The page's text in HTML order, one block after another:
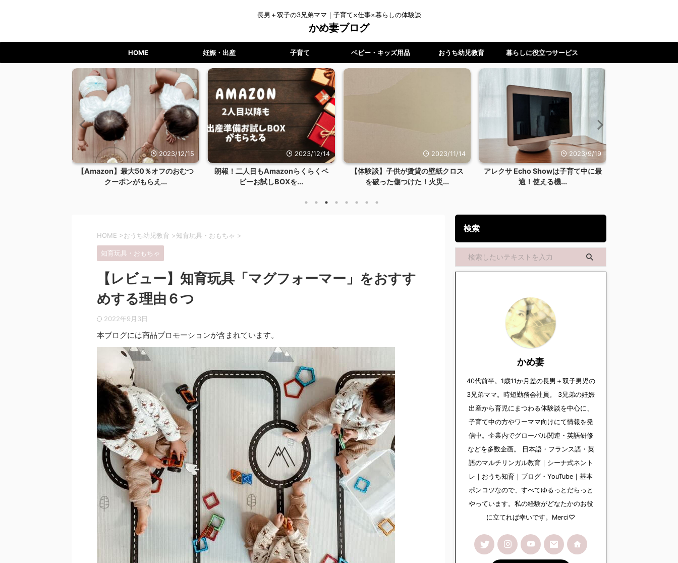
長男＋双子の3兄弟ママ｜子育て×仕事×暮らしの体験談
かめ妻ブログ
HOME 妊娠・出産 子育て ベビー・キッズ用品 おうち幼児教育 暮らしに役立つサービス
2023/12/15
【Amazon】最大50％オフのおむつ
クーポンがもらえ...
2023/12/14
朗報！二人目もAmazonらくらくベ
ビーお試しBOXを...
2023/11/14
【体験談】子供が賃貸の壁紙クロス
を破った傷つけた！火災...
2023/9/19
アレクサ Echo Showは子育て中に最
適！使える機...
HOME > おうち幼児教育 >知育玩具・おもちゃ >
知育玩具・おもちゃ
【レビュー】知育玩具「マグフォーマー」をおすす
めする理由６つ
2022年9月3日
本ブログには商品プロモーションが含まれています。
検索
かめ妻
40代前半。1歳11か月差の長男＋双子男児の
3兄弟ママ。時短勤務会社員。 3兄弟の妊娠
出産から育児にまつわる体験談を中心に、
子育て中の方やワーママ向けにて情報を発
信中。企業内でグローバル関連・英語研修
などを多数企画。 日本語・フランス語・英
語のマルチリンガル教育｜シーナ式ネント
レ｜おうち知育｜ブログ・YouTube｜基本
ポンコツなので、すべてゆるっとだらっと
やっています。私の経験がどなたかのお役
に立てれば幸いです。Merci♡